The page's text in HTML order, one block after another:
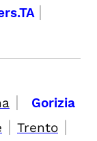
|
| Gorizia
| Trento |